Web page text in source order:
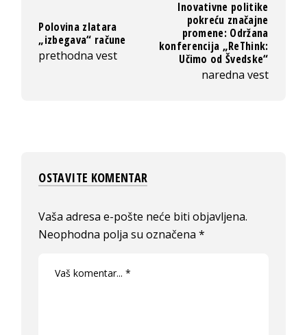
Polovina zlatara
„izbegava“ račune
prethodna vest
Inovativne politike
pokreću značajne
promene: Održana
konferencija „ReThink:
Učimo od Švedske“
naredna vest
OSTAVITE KOMENTAR
Vaša adresa e-pošte neće biti objavljena.
Neophodna polja su označena*